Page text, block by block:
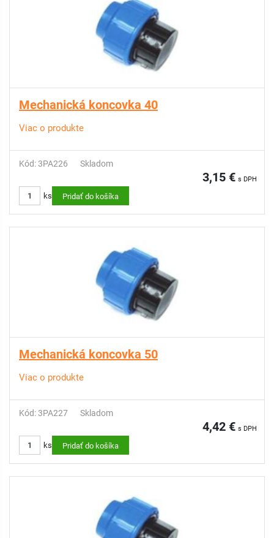
Mechanická koncovka 40
Viac o produkte
Kód: 3PA226 Skladom
3,15 € s DPH
ks Pridať do košíka
Mechanická koncovka 50
Viac o produkte
Kód: 3PA227 Skladom
4,42 € s DPH
ks Pridať do košíka